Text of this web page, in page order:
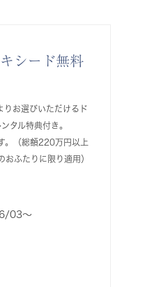
シード無料
りお選びいただけるド
タル特典付き。
。（総額220万円以上
おふたりに限り適用）
03〜